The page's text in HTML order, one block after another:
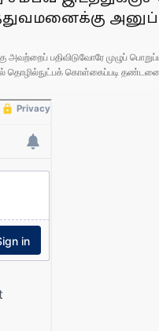
அவற்றைப் பதிவிடுவோரே முழுப்
கொள்கைப்படி